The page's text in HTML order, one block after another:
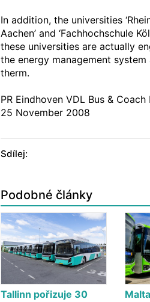
In addition, the universities
Aachen’ and ‘Fachhochschule
these universities are actually
the energy management
therm.
PR Eindhoven VDL Bus &
25 November 2008
Sdílej:
Podobné články
Tallinn pořizuje 30